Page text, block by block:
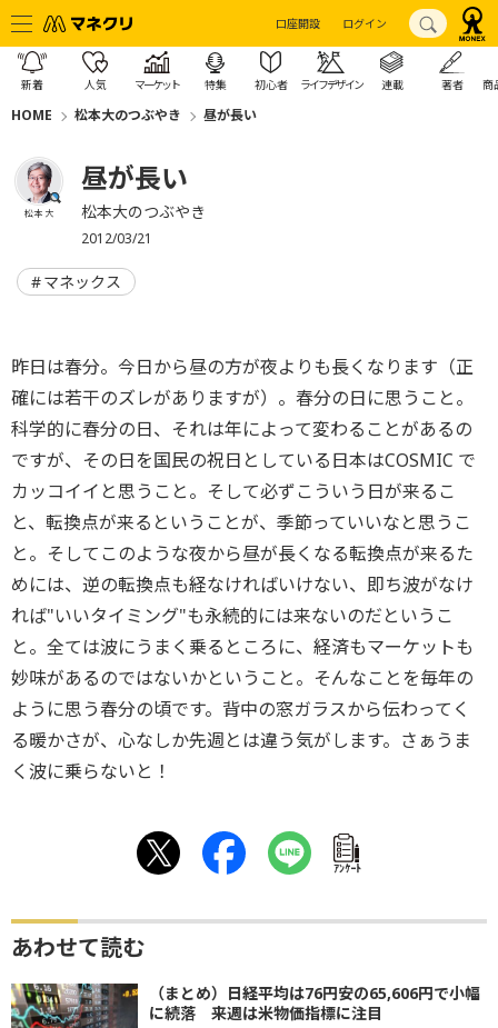
口座開設 ログイン
新着 人気 マーケット 特集 初心者 ライフデザイン 連載 著者 商
HOME 松本大のつぶやき 昼が長い
松本 大
昼が長い
松本大のつぶやき
2012/03/21
マネックス
昨日は春分。今日から昼の方が夜よりも長くなります（正
確には若干のズレがありますが）。春分の日に思うこと。
科学的に春分の日、それは年によって変わることがあるの
ですが、その日を国民の祝日としている日本はCOSMIC で
カッコイイと思うこと。そして必ずこういう日が来るこ
と、転換点が来るということが、季節っていいなと思うこ
と。そしてこのような夜から昼が長くなる転換点が来るた
めには、逆の転換点も経なければいけない、即ち波がなけ
れば"いいタイミング"も永続的には来ないのだというこ
と。全ては波にうまく乗るところに、経済もマーケットも
妙味があるのではないかということ。そんなことを毎年の
ように思う春分の頃です。背中の窓ガラスから伝わってく
る暖かさが、心なしか先週とは違う気がします。さぁうま
く波に乗らないと！
ｱﾝｹｰﾄ
あわせて読む
（まとめ）日経平均は76円安の65,606円で小幅
に続落 来週は米物価指標に注目